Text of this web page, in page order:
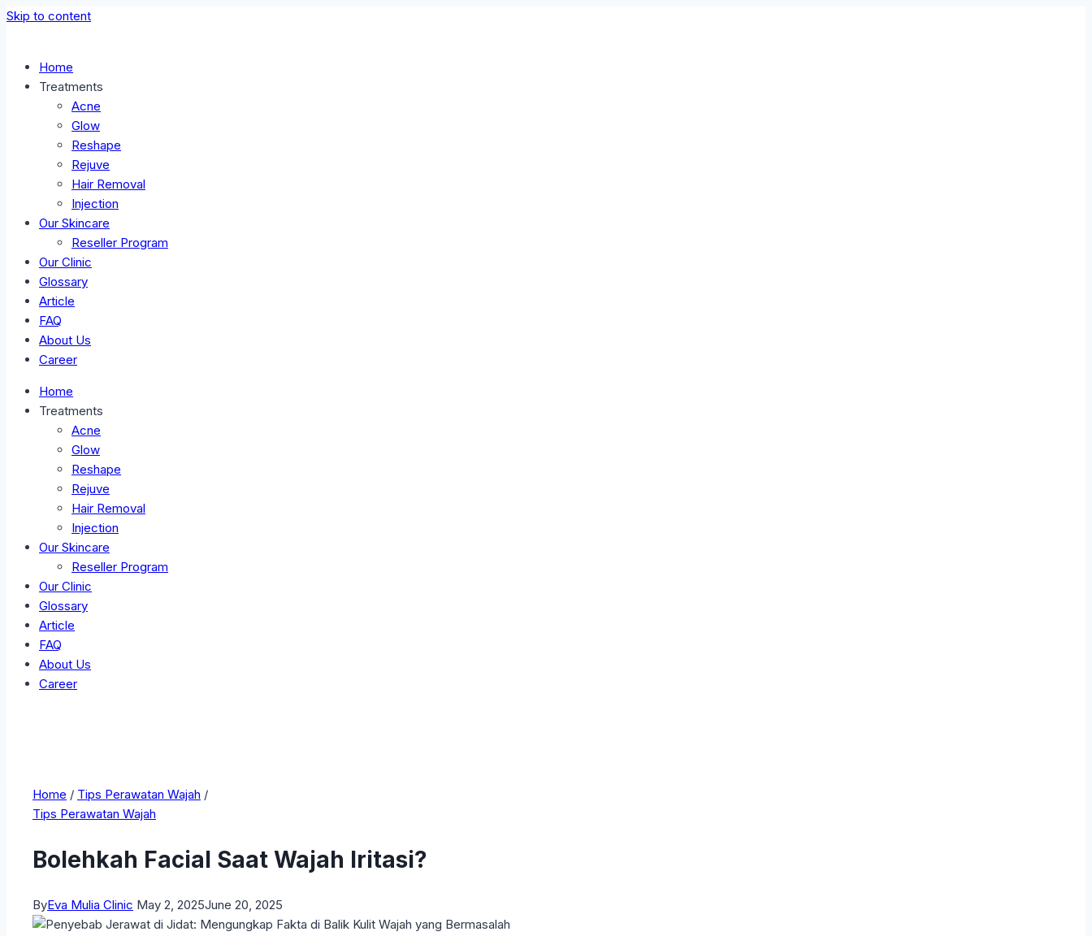
Skip to content
Home
Treatments
Acne
Glow
Reshape
Rejuve
Hair Removal
Injection
Our Skincare
Reseller Program
Our Clinic
Glossary
Article
FAQ
About Us
Career
Home
Treatments
Acne
Glow
Reshape
Rejuve
Hair Removal
Injection
Our Skincare
Reseller Program
Our Clinic
Glossary
Article
FAQ
About Us
Career
Home / Tips Perawatan Wajah /
Tips Perawatan Wajah
Bolehkah Facial Saat Wajah Iritasi?
ByEva Mulia Clinic May 2, 2025June 20, 2025